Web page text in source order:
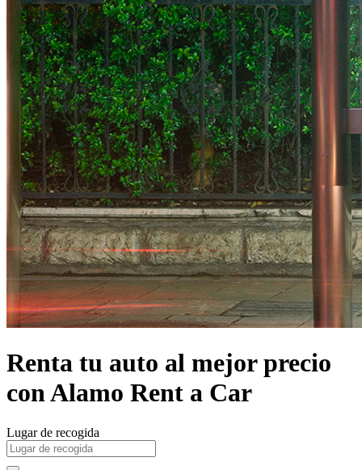
Renta tu auto al mejor precio
con Alamo Rent a Car
Lugar de recogida